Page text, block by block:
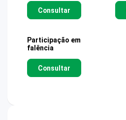
Consultar
Participação em
falência
Consultar